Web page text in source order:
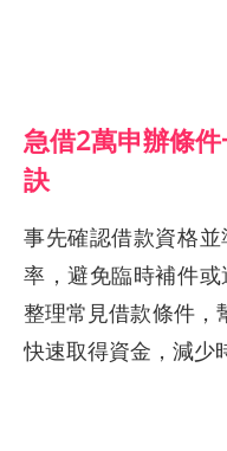
急借2萬申辦條
訣
事先確認借款資格
率，避免臨時補件
整理常見借款條件，
快速取得資金，減少